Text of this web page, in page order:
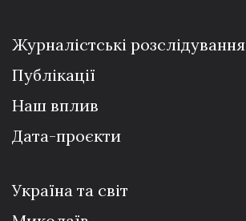
Журналістські розслідування
Публікації
Наш вплив
Дата-проєкти
Україна та світ